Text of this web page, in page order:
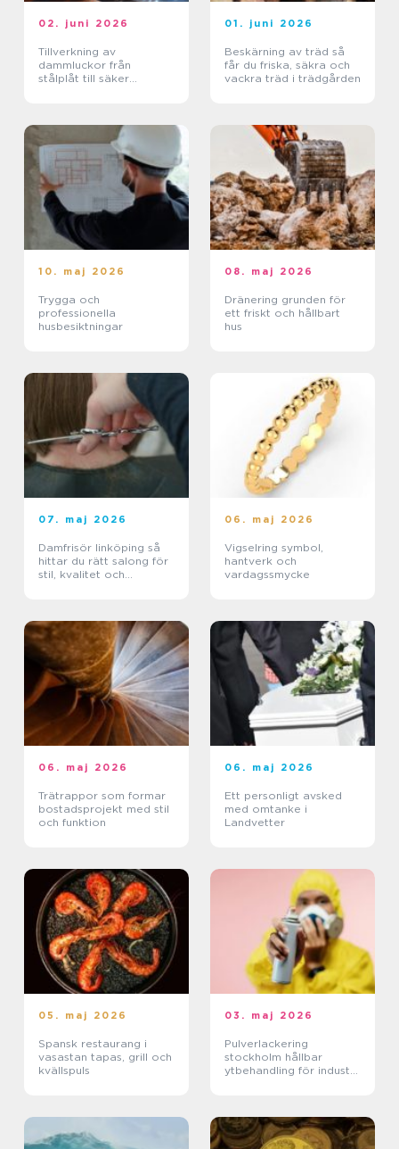
02. juni 2026
Tillverkning av
dammluckor från
stålplåt till säker
01. juni 2026
Beskärning av träd så
får du friska, säkra och
vackra träd i trädgården
10. maj 2026
Trygga och
professionella
husbesiktningar
08. maj 2026
Dränering grunden för
ett friskt och hållbart
hus
07. maj 2026
Damfrisör linköping så
hittar du rätt salong för
stil, kvalitet och
06. maj 2026
Vigselring symbol,
hantverk och
vardagssmycke
06. maj 2026
Trätrappor som formar
bostadsprojekt med stil
och funktion
06. maj 2026
Ett personligt avsked
med omtanke i
Landvetter
05. maj 2026
Spansk restaurang i
vasastan tapas, grill och
kvällspuls
03. maj 2026
Pulverlackering
stockholm hållbar
ytbehandling för industri